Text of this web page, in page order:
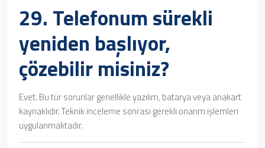
29. Telefonum sürekli
yeniden başlıyor,
çözebilir misiniz?
Evet. Bu tür sorunlar genellikle yazılım, batarya veya anakart
kaynaklıdır. Teknik inceleme sonrası gerekli onarım işlemleri
uygulanmaktadır.